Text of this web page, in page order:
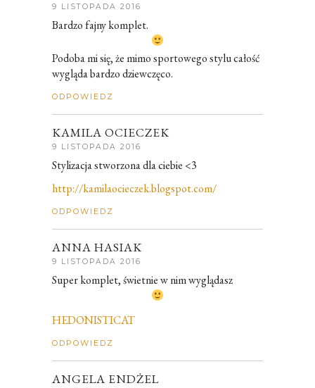
9 LISTOPADA 2016
Bardzo fajny komplet.
Podoba mi się, że mimo sportowego stylu całość
wygląda bardzo dziewczęco.
ODPOWIEDZ
KAMILA OCIECZEK
9 LISTOPADA 2016
Stylizacja stworzona dla ciebie <3
http://kamilaocieczek.blogspot.com/
ODPOWIEDZ
ANNA HASIAK
9 LISTOPADA 2016
Super komplet, świetnie w nim wyglądasz
HEDONISTICAT
ODPOWIEDZ
ANGELA ENDŻEL